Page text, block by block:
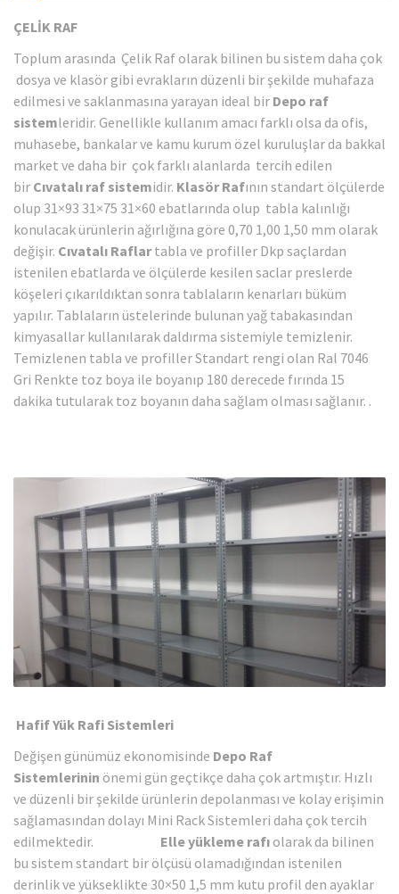
ÇELİK RAF
Toplum arasında Çelik Raf olarak bilinen bu sistem daha çok
dosya ve klasör gibi evrakların düzenli bir şekilde muhafaza
edilmesi ve saklanmasına yarayan ideal bir Depo raf
sistemleridir. Genellikle kullanım amacı farklı olsa da ofis,
muhasebe, bankalar ve kamu kurum özel kuruluşlar da bakkal
market ve daha bir çok farklı alanlarda tercih edilen
bir Cıvatalı raf sistemidir. Klasör Rafının standart ölçülerde
olup 31×93 31×75 31×60 ebatlarında olup tabla kalınlığı
konulacak ürünlerin ağırlığına göre 0,70 1,00 1,50 mm olarak
değişir. Cıvatalı Raflartabla ve profiller Dkp saçlardan
istenilen ebatlarda ve ölçülerde kesilen saclar preslerde
köşeleri çıkarıldıktan sonra tablaların kenarları büküm
yapılır. Tablaların üstelerinde bulunan yağ tabakasından
kimyasallar kullanılarak daldırma sistemiyle temizlenir.
Temizlenen tabla ve profiller Standart rengi olan Ral 7046
Gri Renkte toz boya ile boyanıp 180 derecede fırında 15
dakika tutularak toz boyanın daha sağlam olması sağlanır. .
Hafif Yük Rafi Sistemleri
Değişen günümüz ekonomisinde Depo Raf
Sistemlerinin önemi gün geçtikçe daha çok artmıştır. Hızlı
ve düzenli bir şekilde ürünlerin depolanması ve kolay erişimin
sağlamasından dolayı Mini Rack Sistemleri daha çok tercih
edilmektedir.
Elle yükleme rafı olarak da bilinen
bu sistem standart bir ölçüsü olamadığından istenilen
derinlik ve yükseklikte 30×50 1,5 mm kutu profil den ayaklar